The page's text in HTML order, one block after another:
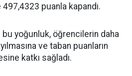
puanla kapandı.
bu yoğunluk, öğrencilerin daha
ve taban puanların
katkı sağladı.